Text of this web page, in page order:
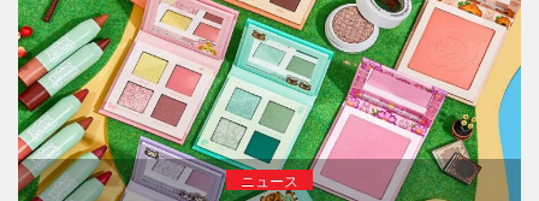
ニュース